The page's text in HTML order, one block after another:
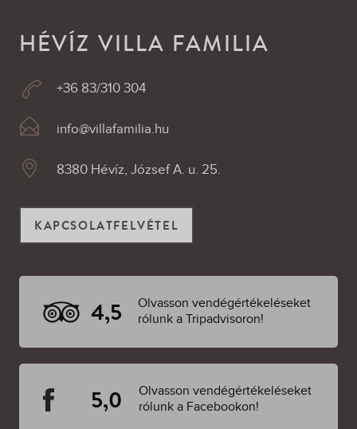
HÉVÍZ VILLA FAMILIA
+36 83/310 304
info@villafamilia.hu
8380 Hévíz, József A. u. 25.
KAPCSOLATFELVÉTEL
4,5
Olvasson vendégértékeléseket
rólunk a Tripadvisoron!
5,0
Olvasson vendégértékeléseket
rólunk a Facebookon!